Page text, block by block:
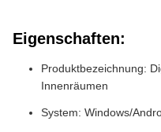
Eigenschaften:
Produktbezeichnung:
Innenräumen
System: Windows/